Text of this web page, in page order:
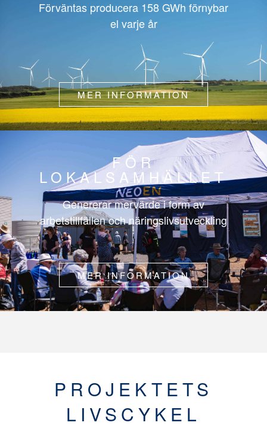
Förväntas producera 158 GWh förnybar
el varje år
MER INFORMATION
FÖR
LOKALSAMHÄLLET
Genererar mervärde i form av
arbetstillfällen och näringslivsutveckling
MER INFORMATION
PROJEKTETS
LIVSCYKEL